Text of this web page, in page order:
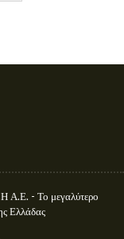
- Το μεγαλύτερο
Ελλάδας